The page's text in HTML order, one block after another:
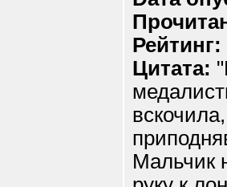
Рейтинг:
Цитата:
Мальчик